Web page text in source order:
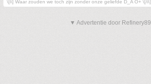
\[i\] Waar zouden we toch zijn zonder onze geliefde D_A O+ \[/i\]
▼ Advertentie door Refinery89